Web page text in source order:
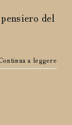
del
a leggere